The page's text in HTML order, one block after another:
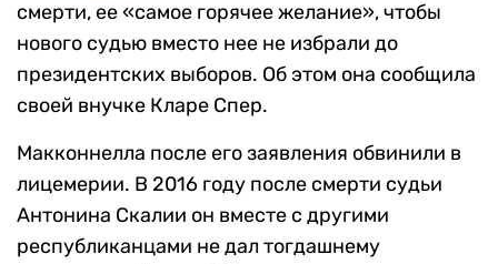
смерти, ее «самое горячее желание», чтобы
нового судью вместо нее не избрали до
президентских выборов. Об этом она сообщила
своей внучке Кларе Спер.
Макконнелла после его заявления обвинили в
лицемерии. В 2016 году после смерти судьи
Антонина Скалии он вместе с другими
республиканцами не дал тогдашнему